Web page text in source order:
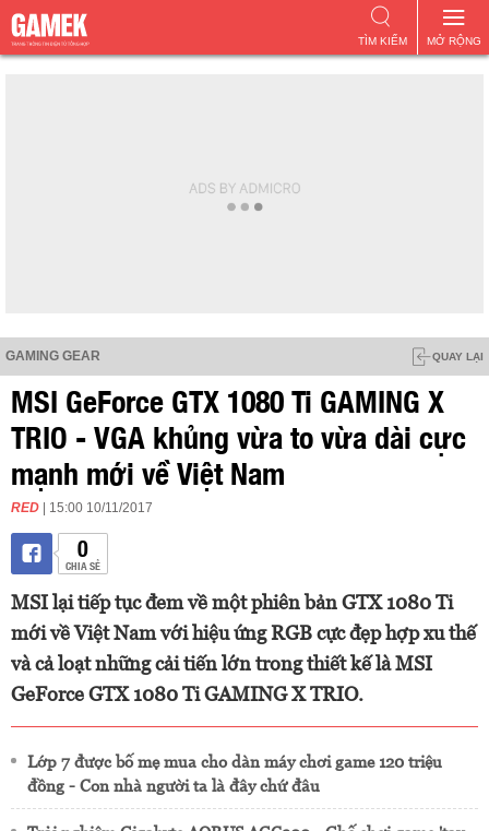
MỞ RỘNG
TÌM KIẾM
GAMING GEAR QUAY LẠI
MSI GeForce GTX 1080 Ti GAMING X
TRIO - VGA khủng vừa to vừa dài cực
mạnh mới về Việt Nam
RED | 15:00 10/11/2017
0
CHIA SẺ
MSI lại tiếp tục đem về một phiên bản GTX 1080 Ti
mới về Việt Nam với hiệu ứng RGB cực đẹp hợp xu thế
và cả loạt những cải tiến lớn trong thiết kế là MSI
GeForce GTX 1080 Ti GAMING X TRIO.
Lớp 7 được bố mẹ mua cho dàn máy chơi game 120 triệu
đồng - Con nhà người ta là đây chứ đâu